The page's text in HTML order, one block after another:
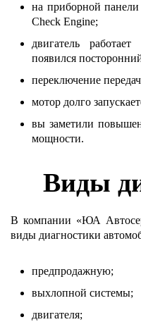
на приборной
Check Engine;
двигатель
появился
переключение
мотор долго
вы заметили
мощности.
Виды
В компании «ЮА
виды диагностики
предпродажную;
выхлопной системы;
двигателя;